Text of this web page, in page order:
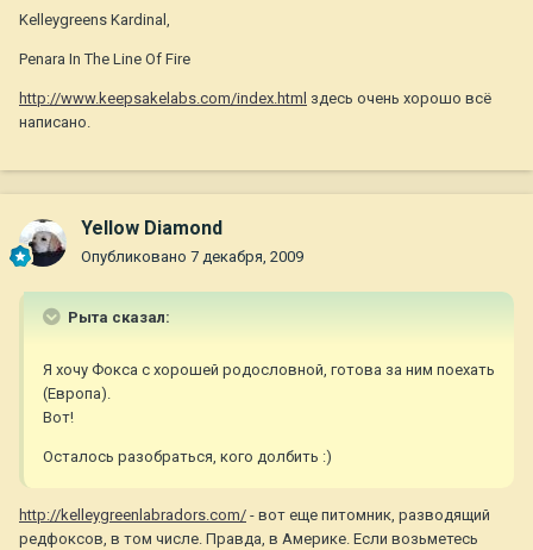
Kelleygreens Kardinal,
Penara In The Line Of Fire
http://www.keepsakelabs.com/index.html здесь очень хорошо всё
написано.
Yellow Diamond
Опубликовано 7 декабря, 2009
Рыта сказал:
Я хочу Фокса с хорошей родословной, готова за ним поехать
(Европа).
Вот!
Осталось разобраться, кого долбить :)
http://kelleygreenlabradors.com/ - вот еще питомник, разводящий
редфоксов, в том числе. Правда, в Америке. Если возьметесь